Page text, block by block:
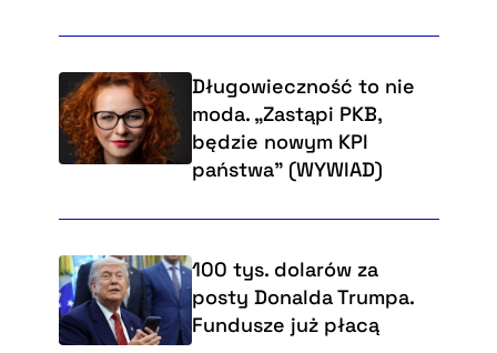
Długowieczność to nie
moda. „Zastąpi PKB,
będzie nowym KPI
państwa” (WYWIAD)
100 tys. dolarów za
posty Donalda Trumpa.
Fundusze już płacą